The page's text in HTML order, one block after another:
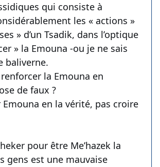
qui consiste à
les « actions »
» d’un Tsadik, dans l’optique
» la Emouna -ou je ne sais
baliverne.
la Emouna en
de faux ?
en la vérité, pas croire
pour être Me’hazek la
gens est une mauvaise